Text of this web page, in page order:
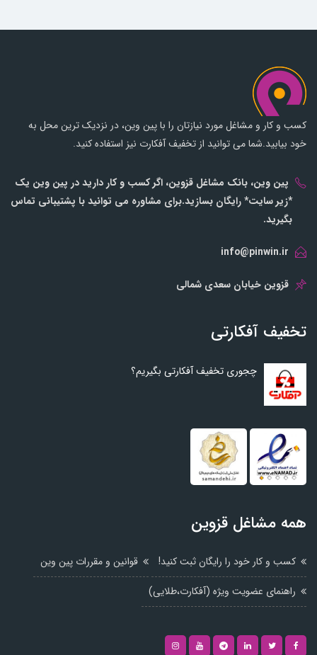
کسب و کار و مشاغل مورد نیازتان را با پین وین، در نزدیک ترین محل به
خود بیابید.شما می توانید از تخفیف آفکارت نیز استفاده کنید.
پین وین، بانک مشاغل قزوین، اگر کسب و کار دارید در پین وین یک
*زیر سایت* رایگان بسازید.برای مشاوره می توانید با پشتیبانی تماس
بگیرید.
info@pinwin.ir
قزوین خیابان سعدی شمالی
تخفیف آفکارتی
چجوری تخفیف آفکارتی بگیریم؟
همه مشاغل قزوین
کسب و کار خود را رایگان ثبت کنید!
قوانین و مقررات پین وین
راهنمای عضویت ویژه (آفکارت،طلایی)